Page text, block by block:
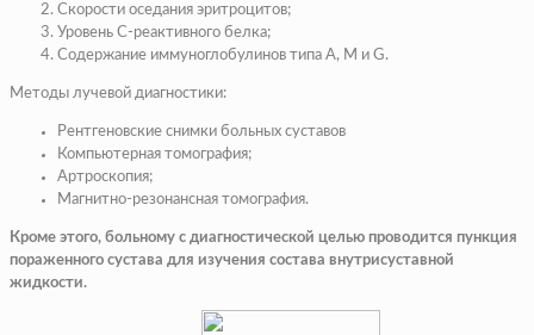
Скорости оседания эритроцитов;
Уровень С-реактивного белка;
Содержание иммуноглобулинов типа A, M и G.
Методы лучевой диагностики:
Рентгеновские снимки больных суставов
Компьютерная томография;
Артроскопия;
Магнитно-резонансная томография.
Кроме этого, больному с диагностической целью проводится пункция
пораженного сустава для изучения состава внутрисуставной
жидкости.